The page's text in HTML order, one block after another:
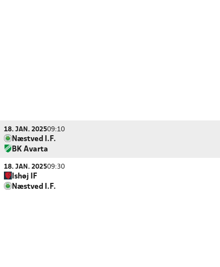
18. JAN. 202509:10
Næstved I.F.
BK Avarta
18. JAN. 202509:30
Ishøj IF
Næstved I.F.